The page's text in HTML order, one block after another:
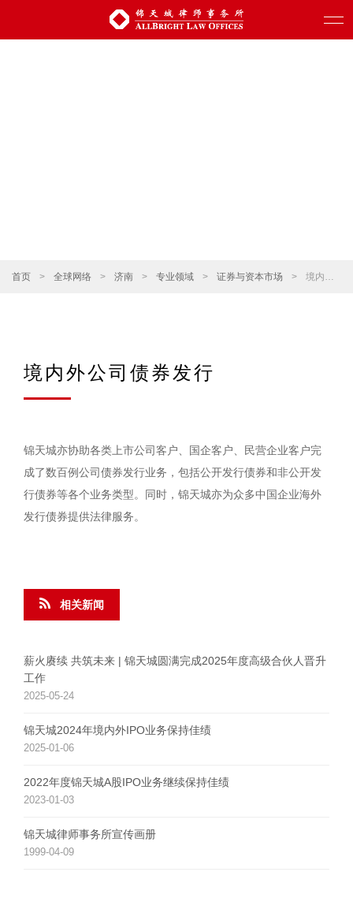
首页 > 全球网络 > 济南 > 专业领域 > 证券与资本市场 > 境内外公司债券发行
境内外公司债券发行
锦天城亦协助各类上市公司客户、国企客户、民营企业客户完
成了数百例公司债券发行业务，包括公开发行债券和非公开发
行债券等各个业务类型。同时，锦天城亦为众多中国企业海外
发行债券提供法律服务。
相关新闻
薪火赓续 共筑未来 | 锦天城圆满完成2025年度高级合伙人晋升
工作
2025-05-24
锦天城2024年境内外IPO业务保持佳绩
2025-01-06
2022年度锦天城A股IPO业务继续保持佳绩
2023-01-03
锦天城律师事务所宣传画册
1999-04-09